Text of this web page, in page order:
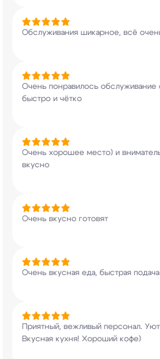
Обслуживания шикарное, всё
Очень понравилось обслуживание
быстро и чётко
Очень хорошее место) и
вкусно
Очень вкусно готовят
Очень вкусная еда, быстрая подача
Приятный, вежливый персонал.
Вкусная кухня! Хороший кофе)